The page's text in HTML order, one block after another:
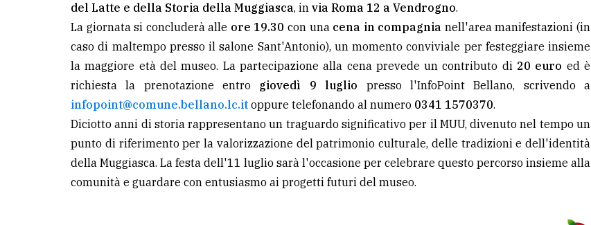
del Latte e della Storia della Muggiasca, in via Roma 12 a Vendrogno.
La giornata si concluderà alle ore 19.30 con una cena in compagnia nell'area manifestazioni (in
caso di maltempo presso il salone Sant'Antonio), un momento conviviale per festeggiare insieme
la maggiore età del museo. La partecipazione alla cena prevede un contributo di 20 euro ed è
richiesta la prenotazione entro giovedì 9 luglio presso l'InfoPoint Bellano, scrivendo a
infopoint@comune.bellano.lc.it oppure telefonando al numero 0341 1570370.
Diciotto anni di storia rappresentano un traguardo significativo per il MUU, divenuto nel tempo un
punto di riferimento per la valorizzazione del patrimonio culturale, delle tradizioni e dell'identità
della Muggiasca. La festa dell'11 luglio sarà l'occasione per celebrare questo percorso insieme alla
comunità e guardare con entusiasmo ai progetti futuri del museo.